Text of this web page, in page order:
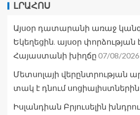
ԼՐԱՀՈՍ
Այսօր դատարանի առաջ
Եկեղեցին. այսօր փորձության
Հայաստանի խիղճը 07/08/2026
Մետսոլայի վերընտրության
տակ է դնում սոցիալիստներին
Իսլանդիան Բրյուսելին